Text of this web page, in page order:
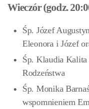
Wieczór (godz.
Śp. Józef
Eleonora i Józef
Śp. Klaudia
Rodzeństwa
Śp. Monika
wspomnieniem